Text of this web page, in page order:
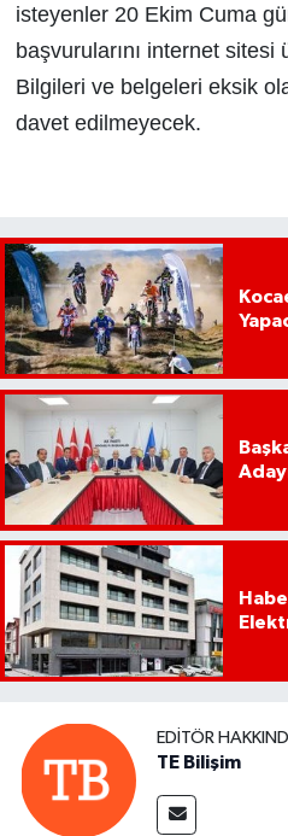
isteyenler 20 Ekim Cuma
başvurularını internet
Bilgileri ve belgeleri eksik
davet edilmeyecek.
EDITÖR
TE Bilişim